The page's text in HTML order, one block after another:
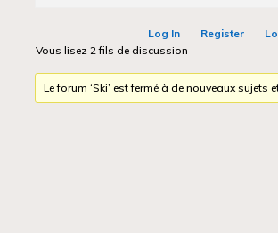
Log In Register
Vous lisez 2 fils de discussion
Le forum ‘Ski’ est fermé à de nouveaux sujets